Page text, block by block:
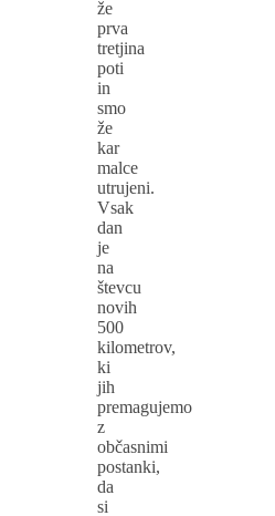
že
prva
tretjina
poti
in
smo
že
kar
malce
utrujeni.
Vsak
dan
je
na
števcu
novih
500
kilometrov,
ki
jih
premagujemo
z
občasnimi
postanki,
da
si